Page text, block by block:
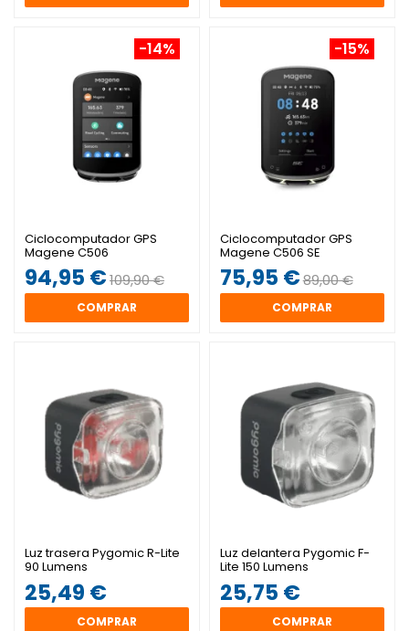
-14%
Ciclocomputador GPS
Magene C506
94,95 €109,90 €
COMPRAR
-15%
Ciclocomputador GPS
Magene C506 SE
75,95 €89,00 €
COMPRAR
Luz trasera Pygomic R-Lite
90 Lumens
25,49 €
COMPRAR
Luz delantera Pygomic F-
Lite 150 Lumens
25,75 €
COMPRAR